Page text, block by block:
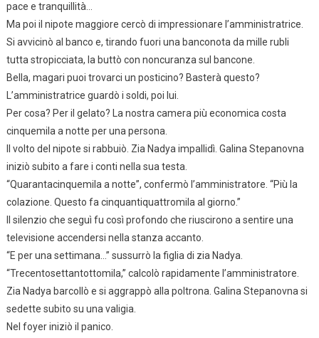
pace e tranquillità…
Ma poi il nipote maggiore cercò di impressionare l’amministratrice.
Si avvicinò al banco e, tirando fuori una banconota da mille rubli
tutta stropicciata, la buttò con noncuranza sul bancone.
Bella, magari puoi trovarci un posticino? Basterà questo?
L’amministratrice guardò i soldi, poi lui.
Per cosa? Per il gelato? La nostra camera più economica costa
cinquemila a notte per una persona.
Il volto del nipote si rabbuiò. Zia Nadya impallidì. Galina Stepanovna
iniziò subito a fare i conti nella sua testa.
“Quarantacinquemila a notte”, confermò l’amministratore. “Più la
colazione. Questo fa cinquantiquattromila al giorno.”
Il silenzio che seguì fu così profondo che riuscirono a sentire una
televisione accendersi nella stanza accanto.
“E per una settimana…” sussurrò la figlia di zia Nadya.
“Trecentosettantottomila,” calcolò rapidamente l’amministratore.
Zia Nadya barcollò e si aggrappò alla poltrona. Galina Stepanovna si
sedette subito su una valigia.
Nel foyer iniziò il panico.